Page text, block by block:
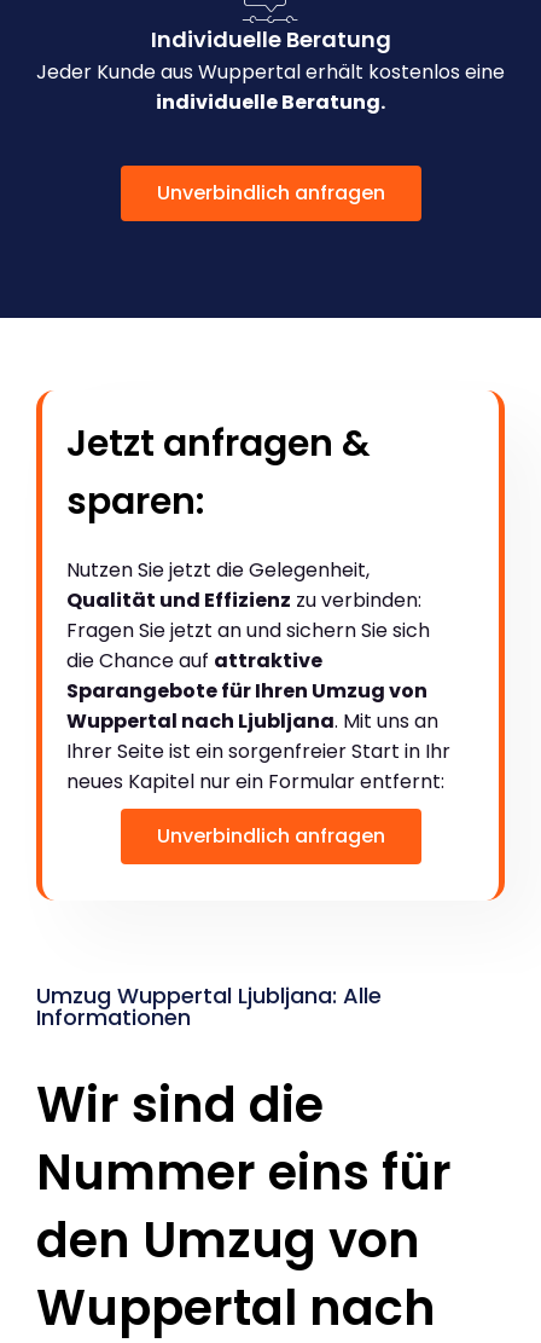
Individuelle Beratung
Jeder Kunde aus Wuppertal erhält kostenlos eine
individuelle Beratung.
Unverbindlich anfragen
Jetzt anfragen &
sparen:
Nutzen Sie jetzt die Gelegenheit,
Qualität und Effizienz zu verbinden:
Fragen Sie jetzt an und sichern Sie sich
die Chance auf attraktive
Sparangebote für Ihren Umzug von
Wuppertal nach Ljubljana. Mit uns an
Ihrer Seite ist ein sorgenfreier Start in Ihr
neues Kapitel nur ein Formular entfernt:
Unverbindlich anfragen
Umzug Wuppertal Ljubljana: Alle
Informationen
Wir sind die
Nummer eins für
den Umzug von
Wuppertal nach